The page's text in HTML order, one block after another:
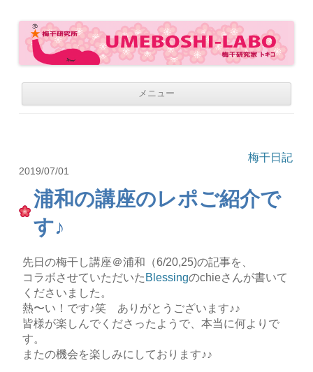
WE LOVE UMEBOSHI
メニュー
梅干日記
2019/07/01
浦和の講座のレポご紹介で
す♪
先日の梅干し講座＠浦和（6/20,25)の記事を、
コラボさせていただいた Blessingのchieさんが書いて
くださいました。
熱〜い！です♪笑 ありがとうございます♪♪
皆様が楽しんでくださったようで、本当に何よりで
す。
またの機会を楽しみにしております♪♪